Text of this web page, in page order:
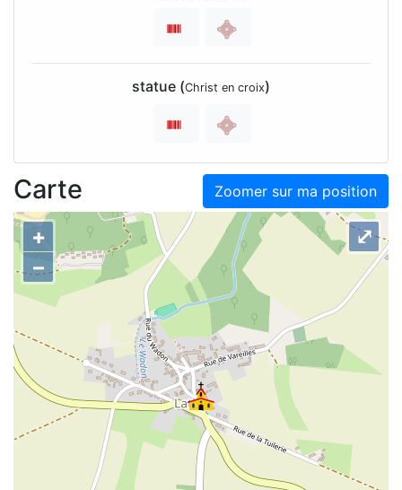
statue (Christ en croix)
Zoomer sur ma position
Carte
+
–
⤢